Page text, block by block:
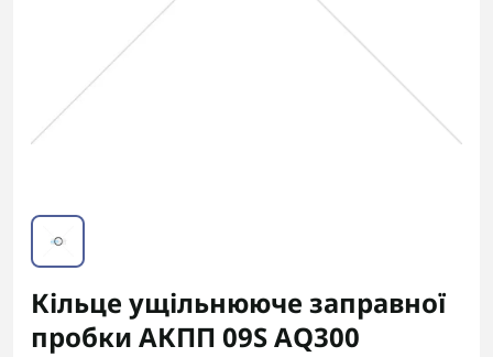
Кільце ущільнююче заправної
пробки АКПП 09S AQ300